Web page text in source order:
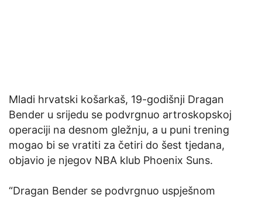
Mladi hrvatski košarkaš, 19-godišnji Dragan
Bender u srijedu se podvrgnuo artroskopskoj
operaciji na desnom gležnju, a u puni trening
mogao bi se vratiti za četiri do šest tjedana,
objavio je njegov NBA klub Phoenix Suns.
“Dragan Bender se podvrgnuo uspješnom